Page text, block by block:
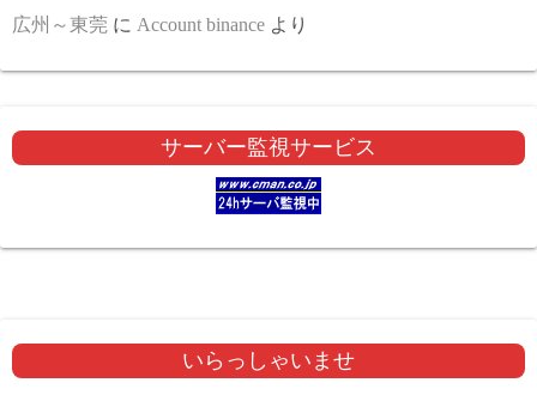
広州～東莞 に Account binance より
サーバー監視サービス
いらっしゃいませ